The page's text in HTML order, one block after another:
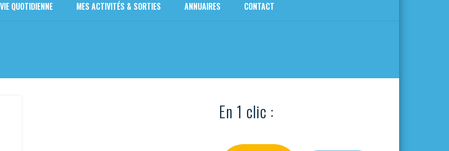
QUOTIDIENNE MES ACTIVITÉS & SORTIES ANNUAIRES CONTACT
En 1 clic :